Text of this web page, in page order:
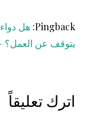
Pingback: هل
يتوقف عن العمل؟
اترك تعليقاً